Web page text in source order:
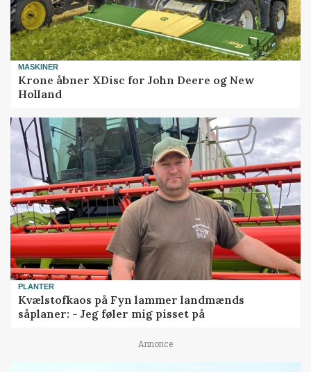
MASKINER
Krone åbner XDisc for John Deere og New
Holland
PLANTER
Kvælstofkaos på Fyn lammer landmænds
såplaner: - Jeg føler mig pisset på
Annonce